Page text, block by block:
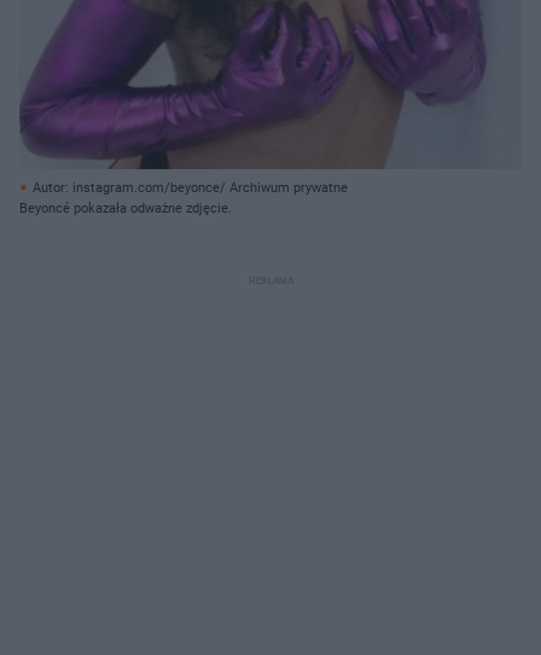
Autor: instagram.com/beyonce/ Archiwum prywatne
Beyoncé pokazała odważne zdjęcie.